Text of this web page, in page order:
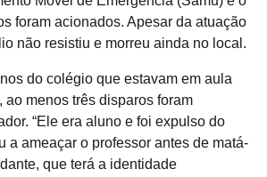
foram acionados. Apesar da atuação
não resistiu e morreu ainda no local.
do colégio que estavam em aula
ao menos três disparos foram
“Ele era aluno e foi expulso do
a ameaçar o professor antes de matá-
que terá a identidade